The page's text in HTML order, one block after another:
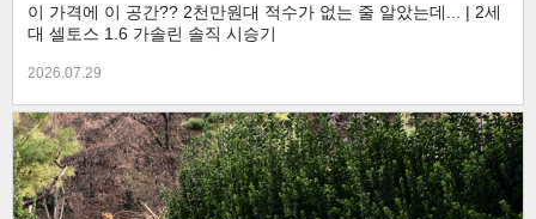
이 가격에 이 공간?? 2천만원대 적수가 없는 줄 알았는데... | 2세
대 셀토스 1.6 가솔린 솔직 시승기
2026.07.29